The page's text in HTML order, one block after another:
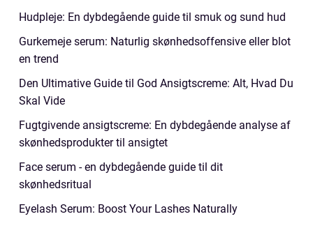
Hudpleje: En dybdegående guide til smuk og sund hud
Gurkemeje serum: Naturlig skønhedsoffensive eller blot
en trend
Den Ultimative Guide til God Ansigtscreme: Alt, Hvad Du
Skal Vide
Fugtgivende ansigtscreme: En dybdegående analyse af
skønhedsprodukter til ansigtet
Face serum - en dybdegående guide til dit
skønhedsritual
Eyelash Serum: Boost Your Lashes Naturally